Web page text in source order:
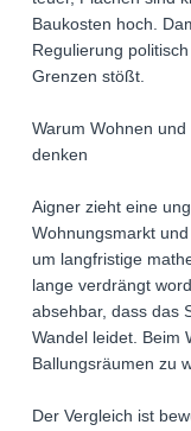
Baukosten hoch.
Regulierung
Grenzen stößt.
Warum Wohnen
denken
Aigner zieht eine
Wohnungsmarkt
um langfristige
lange verdrängt
absehbar, dass das
Wandel leidet. Beim
Ballungsräumen zu
Der Vergleich ist